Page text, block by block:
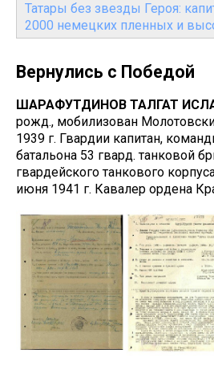
Татары без звезды Героя:
2000 немецких пленных и
Вернулись с Победой
ШАРАФУТДИНОВ ТАЛГАТ
рожд., мобилизован
1939 г. Гвардии капитан,
батальона 53 гвард. танковой
гвардейского танкового
июня 1941 г. Кавалер ордена